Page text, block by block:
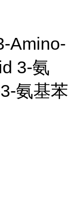
Amino-
3-氨
氨基苯